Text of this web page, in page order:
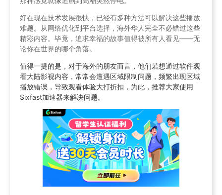
好在现在技术发展很快，已经有多种方法可以解决这些播放
难题。从网络优化到平台选择，海外华人完全不必错过这些
精彩内容。毕竟，追求幸福的故事值得被所有人看见——无
论你在世界的哪个角落。
值得一提的是，对于海外的朋友而言，他们若想通过软件观
看大陆影视内容，常常会遭遇区域限制问题，频繁出现区域
播放错误，导致观看体验大打折扣，为此，推荐大家使用
Sixfast加速器来解决问题。